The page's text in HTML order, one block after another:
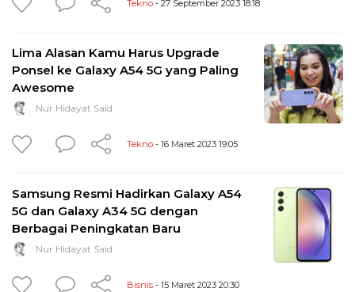
Tekno - 27 September 2023 18:18
Lima Alasan Kamu Harus Upgrade
Ponsel ke Galaxy A54 5G yang Paling
Awesome
Nur Hidayat Said
Tekno - 16 Maret 2023 19:05
Samsung Resmi Hadirkan Galaxy A54
5G dan Galaxy A34 5G dengan
Berbagai Peningkatan Baru
Nur Hidayat Said
Bisnis - 15 Maret 2023 20:30